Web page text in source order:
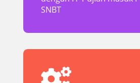
SNBT